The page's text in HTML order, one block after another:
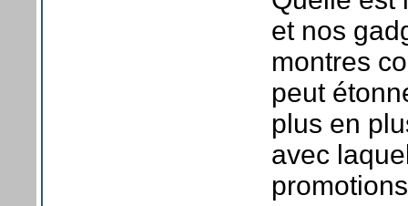
et nos
montres
peut
plus en
avec